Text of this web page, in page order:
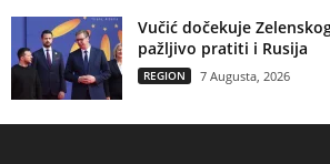
Vučić dočekuje
pažljivo pratiti i Rusija
REGION 7 Augusta, 2026